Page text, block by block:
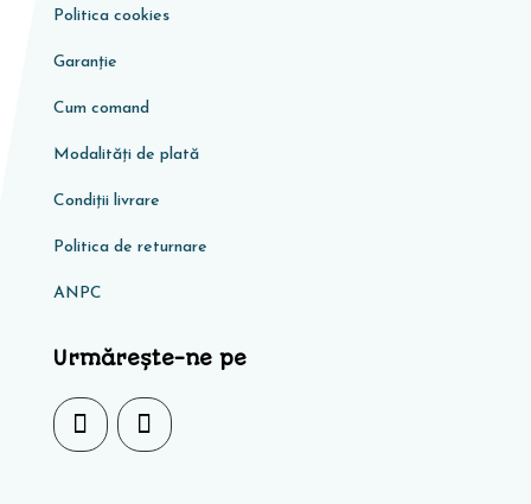
Politica cookies
Garanţie
Cum comand
Modalități de plată
Condiţii livrare
Politica de returnare
ANPC
Urmărește-ne pe